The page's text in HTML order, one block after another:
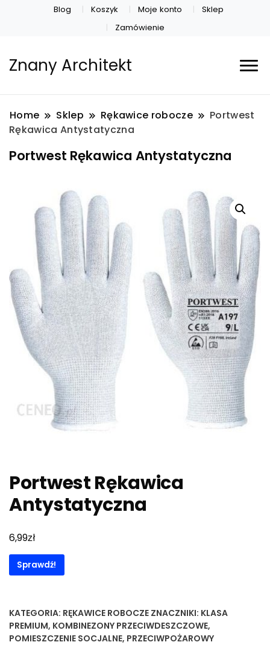
Blog Koszyk Moje konto
Sklep
Zamówienie
Znany Architekt
Home Sklep Rękawice robocze
Portwest
Rękawica Antystatyczna
Portwest Rękawica Antystatyczna
Portwest Rękawica
Antystatyczna
6,99zł
Sprawdź!
KATEGORIA: RĘKAWICE ROBOCZE ZNACZNIKI: KLASA
PREMIUM, KOMBINEZONY PRZECIWDESZCZOWE,
POMIESZCZENIE SOCJALNE, PRZECIWPOŻAROWY